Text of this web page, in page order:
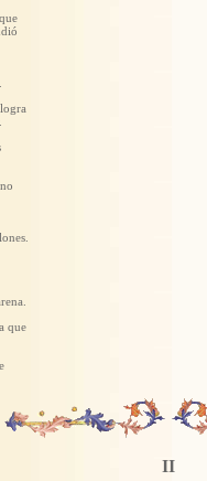
que
II